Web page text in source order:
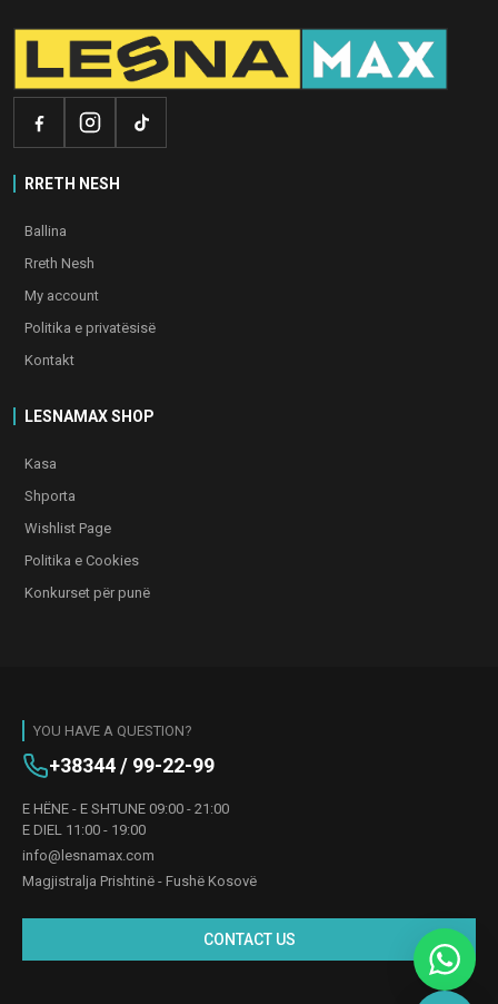
RRETH NESH
Ballina
Rreth Nesh
My account
Politika e privatësisë
Kontakt
LESNAMAX SHOP
Kasa
Shporta
Wishlist Page
Politika e Cookies
Konkurset për punë
YOU HAVE A QUESTION?
+38344 / 99-22-99
E HËNE - E SHTUNE 09:00 - 21:00
E DIEL 11:00 - 19:00
info@lesnamax.com
Magjistralja Prishtinë - Fushë Kosovë
CONTACT US